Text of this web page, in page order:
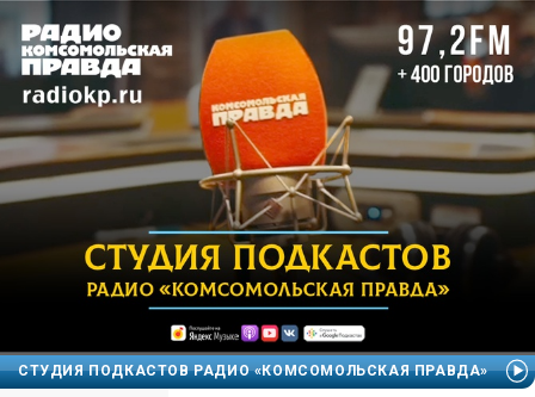
СТУДИЯ ПОДКАСТОВ РАДИО «КОМСОМОЛЬСКАЯ ПРАВДА»